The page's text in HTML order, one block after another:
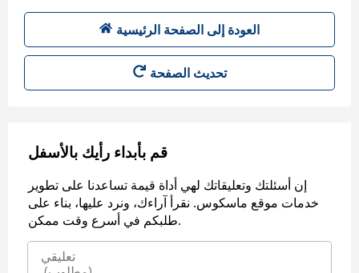
العودة إلى الصفحة الرئيسية
تحديث الصفحة
قم بأبداء رأيك بالأسفل
إن أسئلتك وتعليقاتك لهي أداة قيمة تساعدنا على تطوير
خدمات موقع ماسكوس. نقرأ آراءك، ونرد عليها، بناء على
طلبكم في أسرع وقت ممكن.